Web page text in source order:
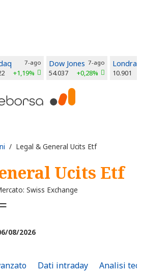
7-ago
+1,19%
Dow Jones 7-ago
54.037 +0,28%
Londra
10.901
/ Legal & General Ucits Etf
Ucits Etf
Swiss Exchange
08/2026
Dati intraday Analisi